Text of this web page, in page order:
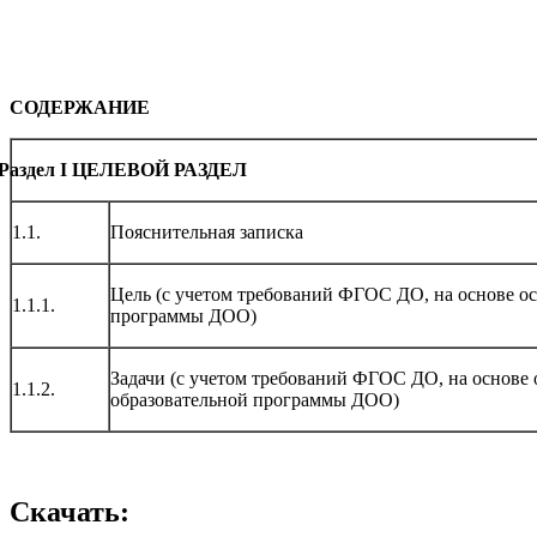
СОДЕРЖАНИЕ
I ЦЕЛЕВОЙ РАЗДЕЛ
1.1. Пояснительная записка
1.1.1.
Цель (с учетом требований ФГОС ДО, на основе
программы ДОО)
1.1.2.
Задачи (с учетом требований ФГОС ДО, на основе
образовательной программы ДОО)
Скачать: